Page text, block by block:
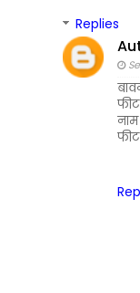
Replies
फीट